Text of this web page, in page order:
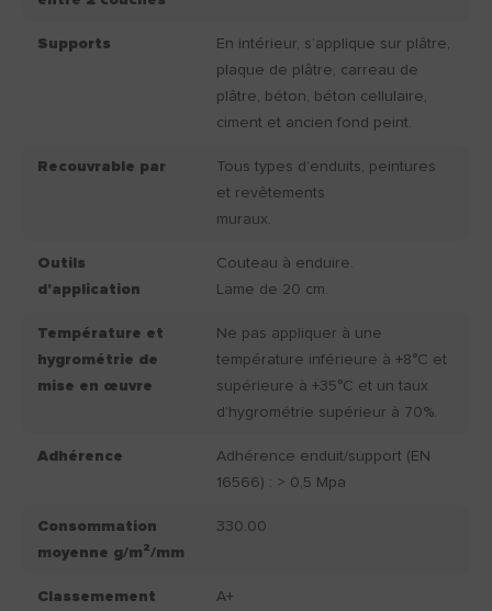
Supports
En intérieur, s’applique sur plâtre,
plaque de plâtre, carreau de
plâtre, béton, béton cellulaire,
ciment et ancien fond peint.
Recouvrable par
Tous types d’enduits, peintures
et revêtements
muraux.
Outils
d'application
Couteau à enduire.
Lame de 20 cm.
Température et
hygrométrie de
mise en œuvre
Ne pas appliquer à une
température inférieure à +8°C et
supérieure à +35°C et un taux
d’hygrométrie supérieur à 70%.
Adhérence
Adhérence enduit/support (EN
16566) : > 0,5 Mpa
Consommation
moyenne g/m²/mm
330.00
Classemement
A+